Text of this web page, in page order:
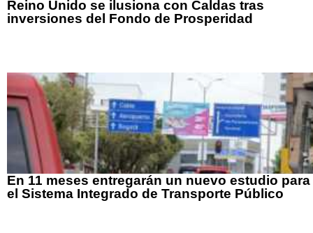
Reino Unido se ilusiona con Caldas tras
inversiones del Fondo de Prosperidad
En 11 meses entregarán un nuevo estudio para
el Sistema Integrado de Transporte Público